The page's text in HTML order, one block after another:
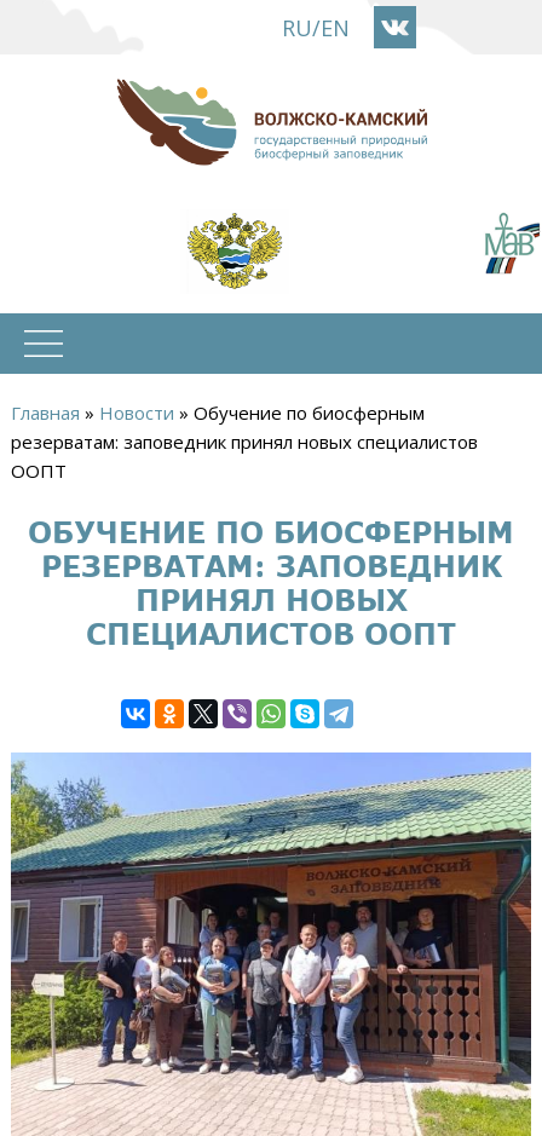
основному
содержанию
RU/EN
Вы
здесь
Главная » Новости » Обучение по биосферным
резерватам: заповедник принял новых специалистов
ООПТ
ОБУЧЕНИЕ ПО БИОСФЕРНЫМ
РЕЗЕРВАТАМ: ЗАПОВЕДНИК
ПРИНЯЛ НОВЫХ
СПЕЦИАЛИСТОВ ООПТ